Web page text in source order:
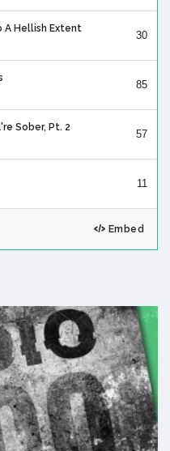
A Hellish Extent
30
85
Sober, Pt. 2
57
11
Embed